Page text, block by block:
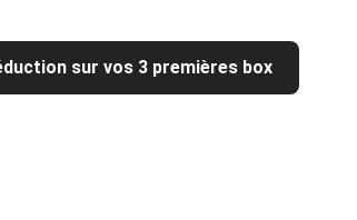
sur vos 3 premières box